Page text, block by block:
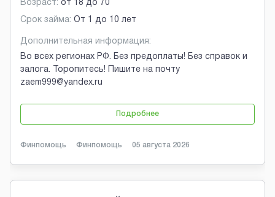
Возраст: от 18 до 70
Срок займа: От 1 до 10 лет
Дополнительная информация:
Во всех регионах РФ. Без предоплаты! Без справок и
залога. Торопитесь! Пишите на почту
zaem999@yandex.ru
Подробнее
Финпомощь Финпомощь 05 августа 2026